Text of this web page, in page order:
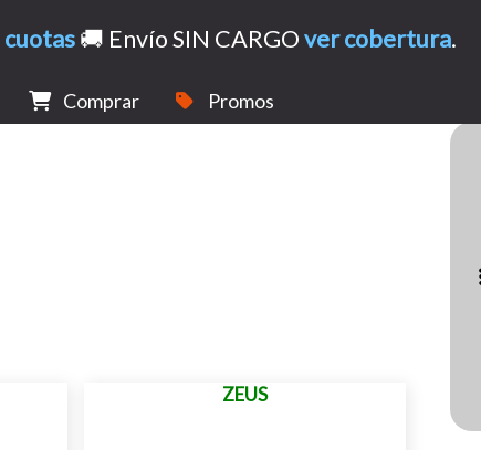
cuotas🚚 Envío SIN CARGOver cobertura.
Comprar Promos
ZEUS